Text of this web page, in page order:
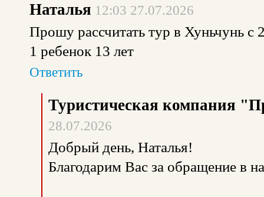
Наталья 12:03 27.07.2026
Прошу рассчитать тур в Хуньчунь с
1 ребенок 13 лет
Ответить
Туристическая компания
28.07.2026
Добрый день, Наталья!
Благодарим Вас за обращение в